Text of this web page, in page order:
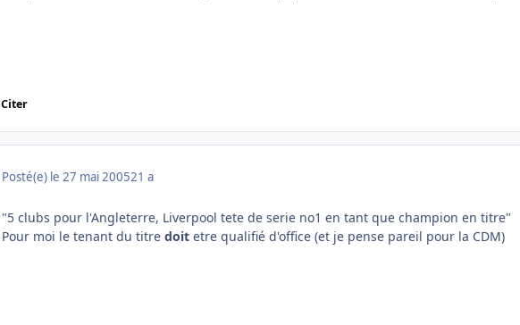
Citer
Posté(e) le 27 mai 200521 a
"5 clubs pour l'Angleterre, Liverpool tete de serie no1 en tant que champion en titre"
Pour moi le tenant du titre doit etre qualifié d'office (et je pense pareil pour la CDM)